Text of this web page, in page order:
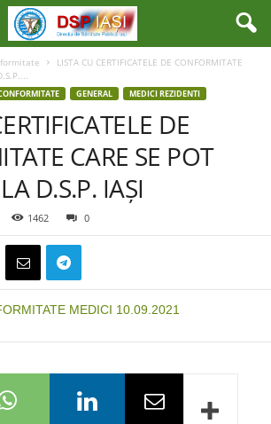
LISTA CU CERTIFICATELE DE CONFORMITATE
GENERAL MEDICI REZIDENTI
DE
CARE SE POT
D.S.P. IAȘI
1462 0
MEDICI 10.09.2021